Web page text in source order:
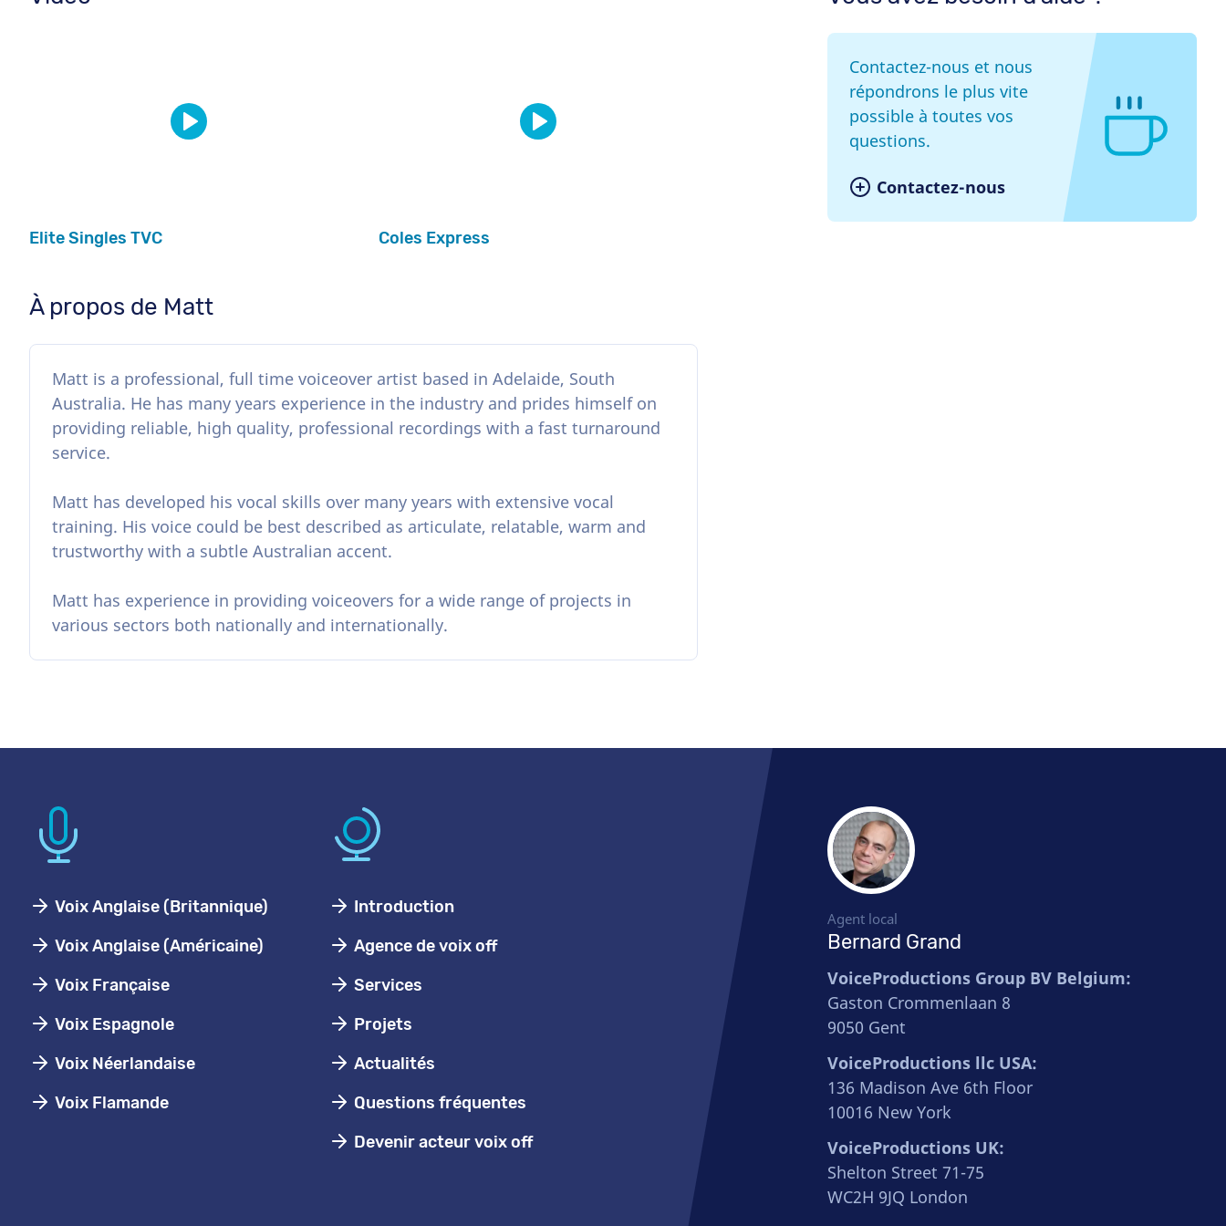
Contactez-nous et nous
répondrons le plus vite
possible à toutes vos
questions.
Contactez-nous
Elite Singles TVC Coles Express
À propos de Matt
Matt is a professional, full time voiceover artist based in Adelaide, South
Australia. He has many years experience in the industry and prides himself on
providing reliable, high quality, professional recordings with a fast turnaround
service.
Matt has developed his vocal skills over many years with extensive vocal
training. His voice could be best described as articulate, relatable, warm and
trustworthy with a subtle Australian accent.
Matt has experience in providing voiceovers for a wide range of projects in
various sectors both nationally and internationally.
Voix Anglaise (Britannique)
Voix Anglaise (Américaine)
Voix Française
Voix Espagnole
Voix Néerlandaise
Voix Flamande
Introduction
Agence de voix off
Services
Projets
Actualités
Questions fréquentes
Devenir acteur voix off
Agent local
Bernard Grand
VoiceProductions Group BV Belgium:
Gaston Crommenlaan 8
9050 Gent
VoiceProductions llc USA:
136 Madison Ave 6th Floor
10016 New York
VoiceProductions UK:
Shelton Street 71-75
WC2H 9JQ London